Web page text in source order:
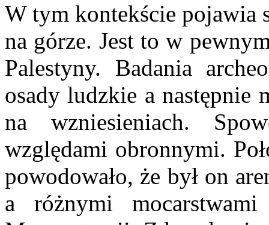
W tym kontekście pojawia
na górze. Jest to w
Palestyny. Badania
osady ludzkie a następnie
na wzniesieniach.
względami obronnymi.
powodowało, że był on
a różnymi